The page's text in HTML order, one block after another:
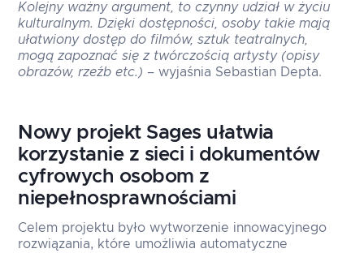
Kolejny ważny argument, to czynny udział w życiu
kulturalnym. Dzięki dostępności, osoby takie mają
ułatwiony dostęp do filmów, sztuk teatralnych,
mogą zapoznać się z twórczością artysty (opisy
obrazów, rzeźb etc.) – wyjaśnia Sebastian Depta.
Nowy projekt Sages ułatwia
korzystanie z sieci i dokumentów
cyfrowych osobom z
niepełnosprawnościami
Celem projektu było wytworzenie innowacyjnego
rozwiązania, które umożliwia automatyczne